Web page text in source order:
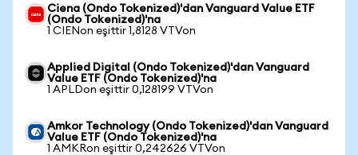
Ciena (Ondo Tokenized)'dan Vanguard Value ETF
(Ondo Tokenized)'na
1 CIENon eşittir 1,8128 VTVon
Applied Digital (Ondo Tokenized)'dan Vanguard
Value ETF (Ondo Tokenized)'na
1 APLDon eşittir 0,128199 VTVon
Amkor Technology (Ondo Tokenized)'dan Vanguard
Value ETF (Ondo Tokenized)'na
1 AMKRon eşittir 0,242626 VTVon